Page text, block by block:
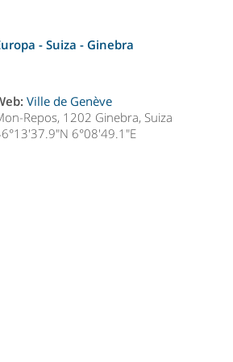
- Suiza - Ginebra
Ville de Genève
Repos, 1202 Ginebra, Suiza
6°08'49.1"E